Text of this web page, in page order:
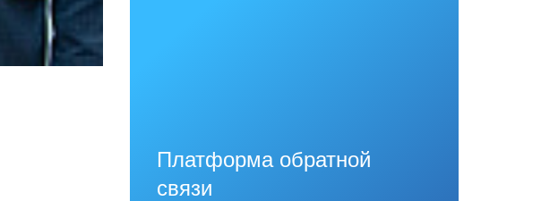
Платформа обратной
связи